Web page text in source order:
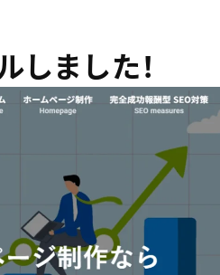
しました！